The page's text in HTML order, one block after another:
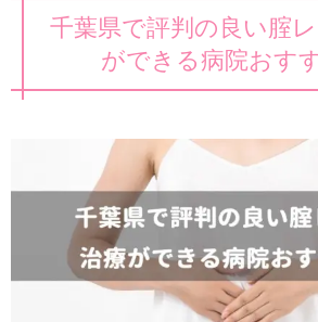
千葉県で評判の良い腟
ができる病院おす